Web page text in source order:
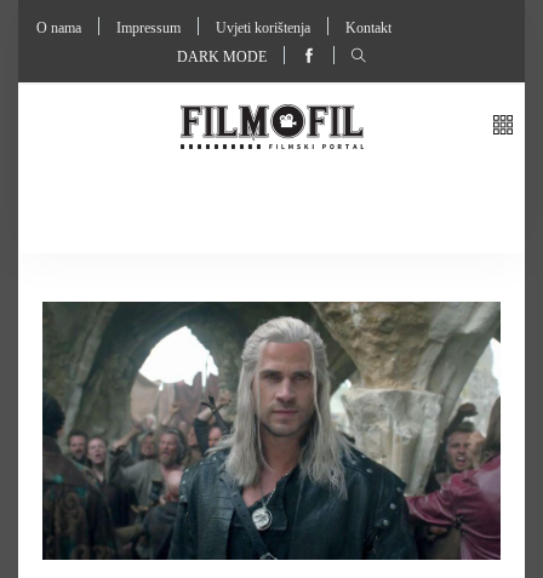
O nama Impressum Uvjeti korištenja
Kontakt
DARK MODE